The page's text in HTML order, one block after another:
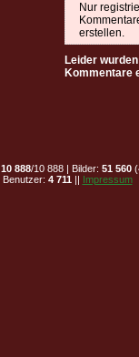
Nur
erstellen.
Leider
Kommentare
10 888/10 888 | Bilder: 51 560
Benutzer: 4 711 || Impressum